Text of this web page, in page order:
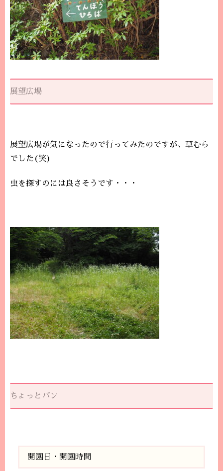
展望広場
展望広場が気になったので行ってみたのですが、草むら
でした(笑)
虫を探すのには良さそうです・・・
ちょっとバン
開園日・開園時間